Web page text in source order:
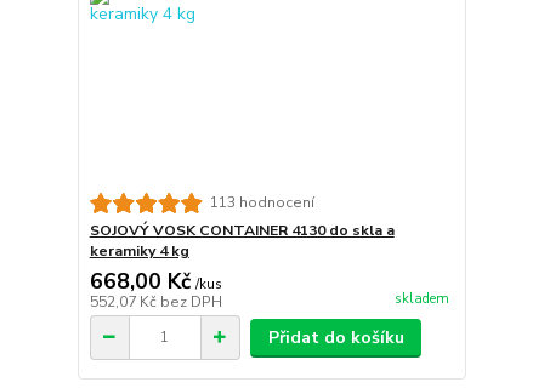
113 hodnocení
SOJOVÝ VOSK CONTAINER 4130 do skla a
keramiky 4 kg
668,00 Kč /kus
552,07 Kč bez DPH skladem
Přidat do košíku